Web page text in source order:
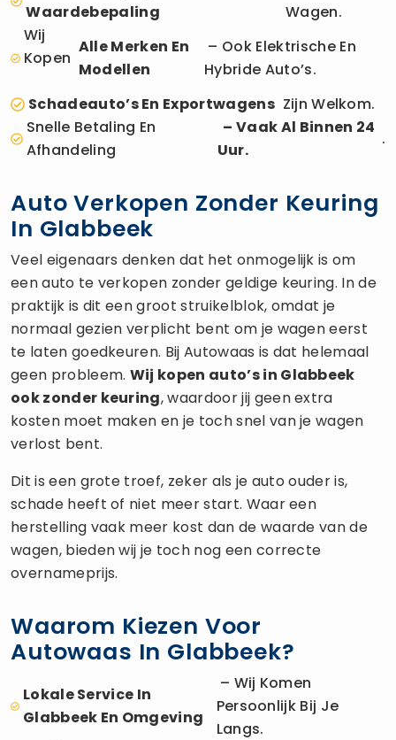
Waardebepaling
Wagen.
Wij
Kopen
Alle Merken En
Modellen
– Ook Elektrische En
Hybride Auto’s.
Schadeauto’s En ExportwagensZijn Welkom.
Snelle Betaling En
Afhandeling
– Vaak Al Binnen 24
Uur.
.
Auto Verkopen Zonder Keuring
In Glabbeek
Veel eigenaars denken dat het onmogelijk is om
een auto te verkopen zonder geldige keuring. In de
praktijk is dit een groot struikelblok, omdat je
normaal gezien verplicht bent om je wagen eerst
te laten goedkeuren. Bij Autowaas is dat helemaal
geen probleem. Wij kopen auto’s in Glabbeek
ook zonder keuring, waardoor jij geen extra
kosten moet maken en je toch snel van je wagen
verlost bent.
Dit is een grote troef, zeker als je auto ouder is,
schade heeft of niet meer start. Waar een
herstelling vaak meer kost dan de waarde van de
wagen, bieden wij je toch nog een correcte
overnameprijs.
Waarom Kiezen Voor
Autowaas In Glabbeek?
Lokale Service In
Glabbeek En Omgeving
– Wij Komen
Persoonlijk Bij Je
Langs.